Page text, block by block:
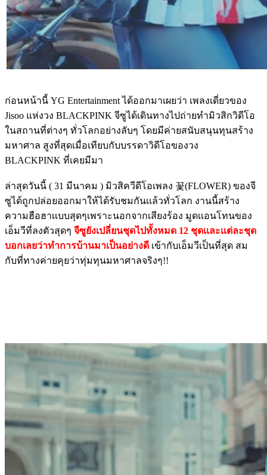
ก่อนหน้านี้ YG Entertainment ได้ออกมาเผยว่า เพลงเดี่ยวของ
Jisoo แห่งวง BLACKPINK จีซูได้เดินทางไปถ่ายทำมิวสิกวิดีโอ
ในสถานที่ต่างๆ ทั่วโลกอย่างลับๆ โดยมีค่ายสนับสนุนทุนสร้าง
มหาศาล สูงที่สุดเมื่อเทียบกับบรรดาวิดีโอของวง
BLACKPINK ที่เคยมีมา
ล่าสุดวันนี้ ( 31 มีนาคม ) มิวสิควีดีโอเพลง 꽃(FLOWER) ของจี
ซูได้ถูกปล่อยออกมาให้ได้รับชมกันเเล้วทั่วโลก งานนี้สร้าง
ความฮือฮาเเบบสุดๆเพราะนอกจากเสียงร้อง มูดเเอนโทนของ
เอ็มวีที่ลงตัวสุดๆ จีซูยังเปลี่ยนชุดไปทั้งหมด 12 ชุดเเละเเต่ละชุด
บอกเลยว่าทำการบ้านมาเป็นอย่างดี เข้ากับเอ็มวีเป็นที่สุด สม
กับที่ทางค่ายคุยว่าทุ่มทุนมหาศาลจริงๆ!!